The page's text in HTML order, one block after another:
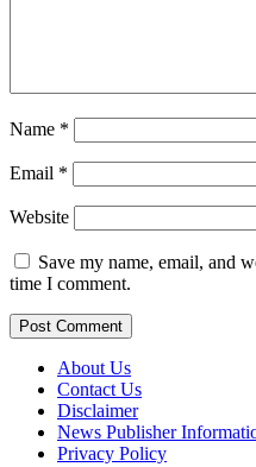
Name *
Email *
Website
Save my name, email, and
time I comment.
About Us
Contact Us
Disclaimer
News Publisher
Privacy Policy